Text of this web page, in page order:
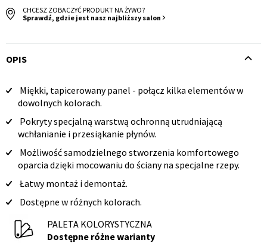
CHCESZ ZOBACZYĆ PRODUKT NA ŻYWO?
Sprawdź, gdzie jest nasz najbliższy salon
OPIS
Opis
produktu
Miękki, tapicerowany panel - połącz kilka elementów w
dowolnych kolorach.
Pokryty specjalną warstwą ochronną utrudniającą
wchłanianie i przesiąkanie płynów.
Możliwość samodzielnego stworzenia komfortowego
oparcia dzięki mocowaniu do ściany na specjalne rzepy.
Łatwy montaż i demontaż.
Dostępne w różnych kolorach.
PALETA KOLORYSTYCZNA
Dostępne różne warianty